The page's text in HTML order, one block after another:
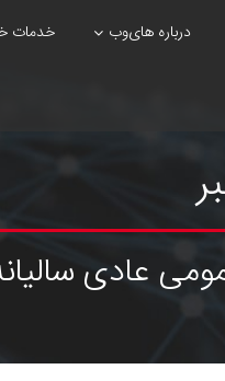
درباره های‌وب خدمات
عادی